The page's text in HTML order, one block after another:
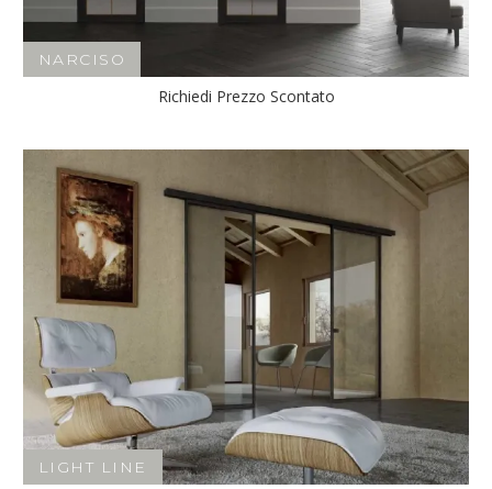
NARCISO
Richiedi Prezzo Scontato
LIGHT LINE